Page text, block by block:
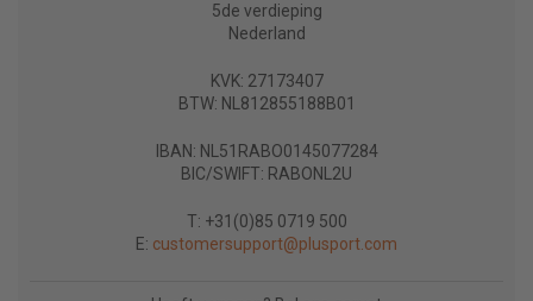
5de verdieping
Nederland
KVK: 27173407
BTW: NL812855188B01
IBAN: NL51RABO0145077284
BIC/SWIFT: RABONL2U
T: +31(0)85 0719 500
E: customersupport@plusport.com